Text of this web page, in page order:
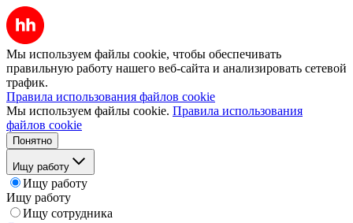
Мы используем файлы cookie, чтобы обеспечивать
правильную работу нашего веб-сайта и анализировать сетевой
трафик.
Правила использования файлов cookie
Мы используем файлы cookie. Правила использования
файлов cookie
Понятно
Ищу работу
Ищу работу
Ищу работу
Ищу сотрудника